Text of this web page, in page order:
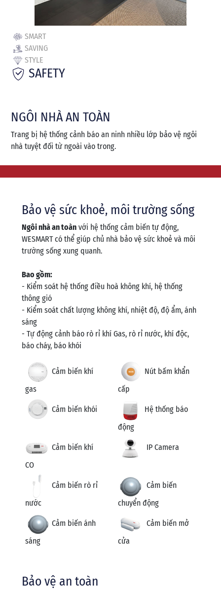
SMART
SAVING
STYLE
SAFETY
NGÔI NHÀ AN TOÀN
Trang bị hệ thống cảnh báo an ninh nhiều lớp bảo vệ ngôi
nhà tuyệt đối từ ngoài vào trong.
Bảo vệ sức khoẻ, môi trường sống
Ngôi nhà an toàn với hệ thống cảm biến tự động,
WESMART có thể giúp chủ nhà bảo vệ sức khoẻ và môi
trường sống xung quanh.
Bao gồm:
- Kiểm soát hệ thống điều hoà không khí, hệ thống
thông gió
- Kiểm soát chất lượng không khí, nhiệt độ, độ ẩm, ánh
sáng
- Tự động cảnh báo rò rỉ khí Gas, rò rỉ nước, khí độc,
báo cháy, báo khói
Cảm biến khí
gas
Nút bấm khẩn
cấp
Cảm biến khói
Hệ thống báo
động
Cảm biến khí
CO
IP Camera
Cảm biến rò rỉ
nước
Cảm biến
chuyển động
Cảm biến ánh
sáng
Cảm biến mở
cửa
Bảo vệ an toàn